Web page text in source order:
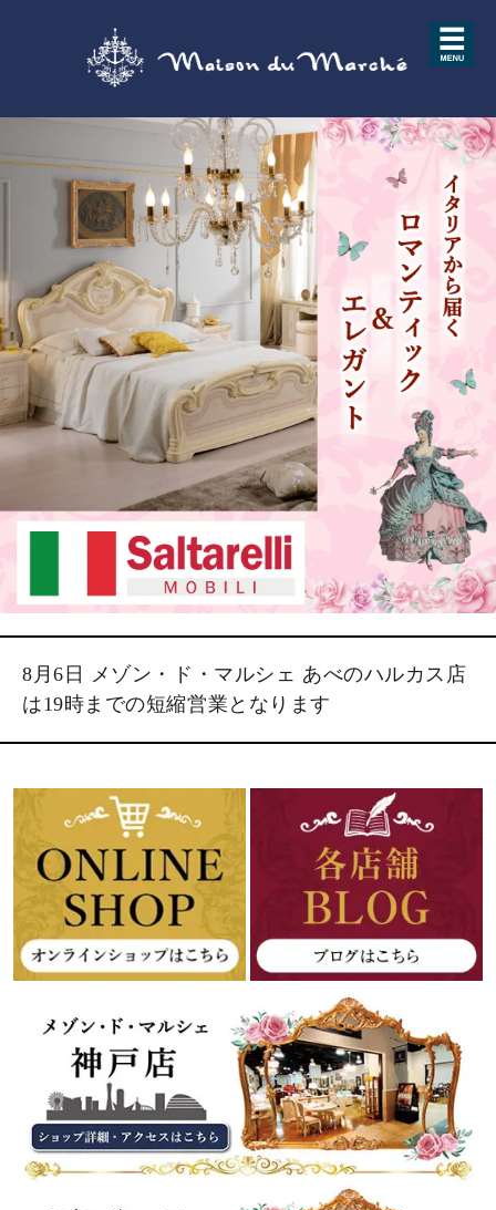
8月6日 メゾン・ド・マルシェ あべのハルカス店
は19時までの短縮営業となります